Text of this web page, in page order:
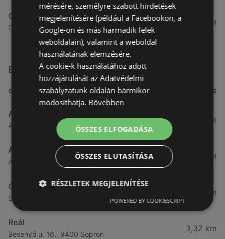
Coop Tisza
Győri utca 2 2, 9141 Ikrény
75,33 km
Egyéb Szupermarketek üzletek a közelben
CÍM TÁVOLSÁG
Aldi
Ágfalvi út 4/A., 9400 Sopron
3,26 km
ALDI
Ágfalvi út 4/a, 9400 Sopron
3,26 km
CBA
Somfalvi u. 14., 9400 Sopron
3,31 km
Reál
Besenyő u. 16., 9400 Sopron
3,32 km
mérésére, személyre szabott hirdetések
megjelenítésére (például a Facebookon, a
Google-on és más harmadik felek
weboldalain), valamint a weboldal
használatának elemzésére.
A cookie-k használatához adott
hozzájárulását az Adatvédelmi
szabályzatunk oldalán bármikor
módosíthatja. Bővebben
ÖSSZES ELFOGADÁSA
ÖSSZES ELUTASÍTÁSA
RÉSZLETEK MEGJELENÍTÉSE
POWERED BY COOKIESCRIPT